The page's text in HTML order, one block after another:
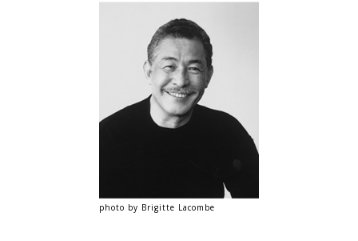
photo by Brigitte Lacombe